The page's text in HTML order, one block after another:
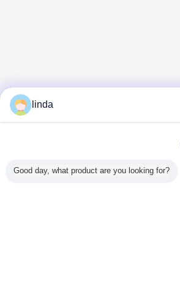
linda
Good day, what product are you looking for?